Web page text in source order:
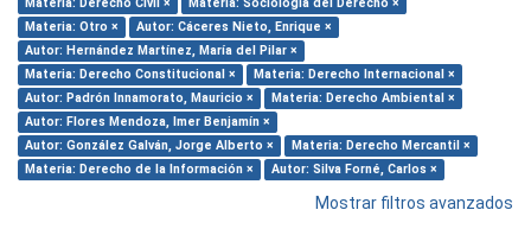
Materia: Otro ×
Autor: Cáceres Nieto, Enrique ×
Autor: Hernández Martínez, María del Pilar ×
Materia: Derecho Constitucional ×
Materia: Derecho Internacional ×
Autor: Padrón Innamorato, Mauricio ×
Materia: Derecho Ambiental ×
Autor: Flores Mendoza, Imer Benjamín ×
Autor: González Galván, Jorge Alberto ×
Materia: Derecho Mercantil ×
Materia: Derecho de la Información ×
Autor: Silva Forné, Carlos ×
Mostrar filtros avanzados